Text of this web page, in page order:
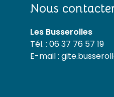
Nous
Les Busserolles
Tél. : 06 37 76 57 19
E-mail :